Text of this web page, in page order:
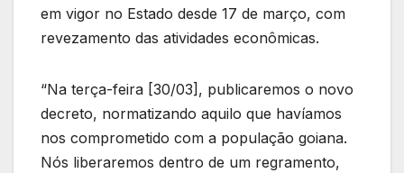
em vigor no Estado desde 17 de março, com
revezamento das atividades econômicas.
“Na terça-feira [30/03], publicaremos o novo
decreto, normatizando aquilo que havíamos
nos comprometido com a população goiana.
Nós liberaremos dentro de um regramento,